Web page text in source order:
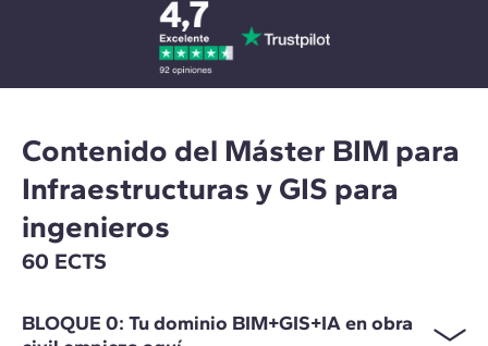
Contenido del Máster BIM para
Infraestructuras y GIS para
ingenieros
60 ECTS
BLOQUE 0: Tu dominio BIM+GIS+IA en obra